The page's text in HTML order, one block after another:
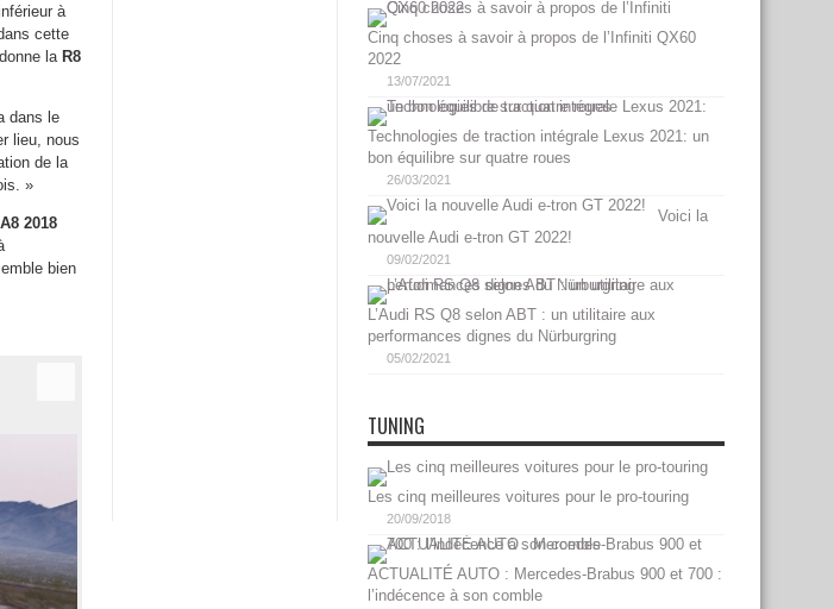
à
cette
la R8
dans le
lieu, nous
de la
»
A8 2018
bien
Cinq choses à savoir à propos de l’Infiniti QX60
2022
13/07/2021
Technologies de traction intégrale Lexus 2021: un
bon équilibre sur quatre roues
26/03/2021
Voici la
nouvelle Audi e-tron GT 2022!
09/02/2021
L’Audi RS Q8 selon ABT : un utilitaire aux
performances dignes du Nürburgring
05/02/2021
TUNING
Les cinq meilleures voitures pour le pro-touring
20/09/2018
ACTUALITÉ AUTO : Mercedes-Brabus 900 et 700 :
l’indécence à son comble